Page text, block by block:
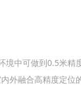
境中可做到0.5米精
外融合高精度定位